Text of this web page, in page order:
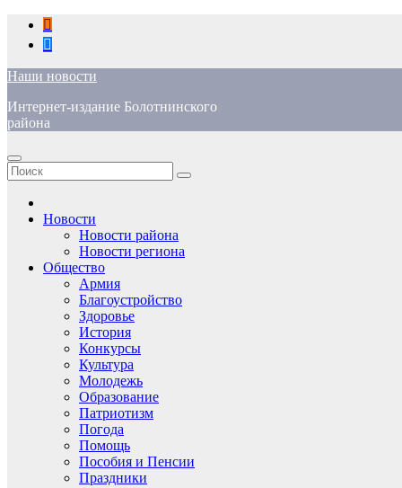
Перейти
содержимому
Наши новости
Интернет-издание Болотнинского
района
Новости
Новости района
Новости региона
Общество
Армия
Благоустройство
Здоровье
История
Конкурсы
Культура
Молодежь
Образование
Патриотизм
Погода
Помощь
Пособия и Пенсии
Праздники